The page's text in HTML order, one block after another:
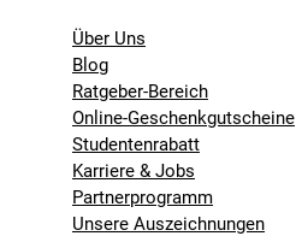
Über Uns
Blog
Ratgeber-Bereich
Online-Geschenkgutscheine
Studentenrabatt
Karriere & Jobs
Partnerprogramm
Unsere Auszeichnungen